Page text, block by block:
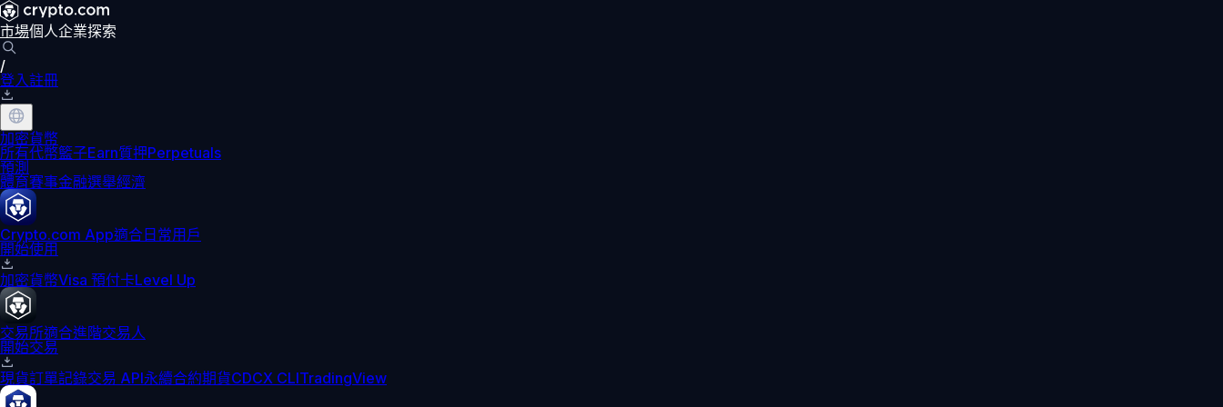
市場個人企業探索
/
登入註冊
加密貨幣
所有代幣籃子Earn質押Perpetuals
預測
體育賽事金融選舉經濟
Crypto.com App適合日常用戶
開始使用
加密貨幣Visa 預付卡Level Up
交易所適合進階交易人
開始交易
現貨訂單記錄交易 API永續合約期貨CDCX CLITradingView